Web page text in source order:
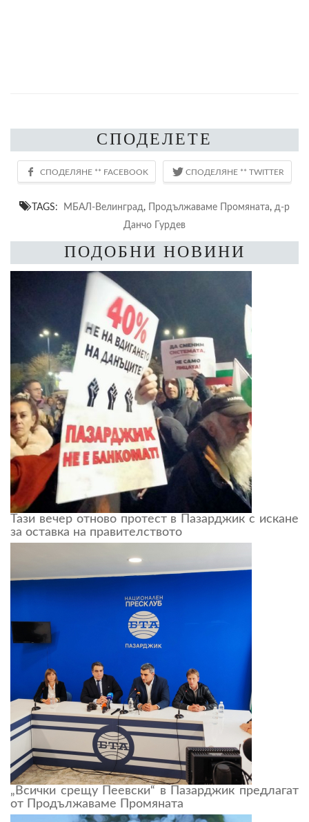
СПОДЕЛЕТЕ
TAGS: МБАЛ-Велинград , Продължаваме Промяната, д-р
Данчо Гурдев
ПОДОБНИ НОВИНИ
Тази вечер отново протест в Пазарджик с искане
за оставка на правителството
„Всички срещу Пеевски“ в Пазарджик предлагат
от Продължаваме Промяната